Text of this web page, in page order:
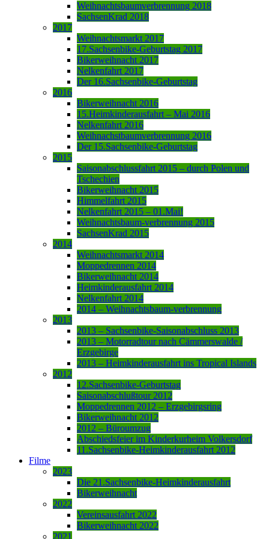
Weihnachtsbaumverbrennung 2018
SachsenKrad 2018
2017
Weihnachtsmarkt 2017
17.Sachsenbike-Geburtstag 2017
Bikerweihnacht 2017
Nelkenfahrt 2017
Der 16.Sachsenbike-Geburtstag
2016
Bikerweihnacht 2016
15.Heimkinderausfahrt – Mai 2016
Nelkenfahrt 2016
Weihnachstbaumverbrennung 2016
Der 15.Sachsenbike-Geburtstag
2015
Saisonabschlussfahrt 2015 – durch Polen und
Tschechien
Bikerweihnacht 2015
Himmelfahrt 2015
Nelkenfahrt 2015 – 01.Mai!
Weihnachtsbaum-verbrennung 2015
SachsenKrad 2015
2014
Weihnachtsmarkt 2014
Moppedrennen 2014
Bikerweihnacht 2014
Heimkinderausfahrt 2014
Nelkenfahrt 2014
2014 – Weihnachtsbaum-verbrennung
2013
2013 – Sachsenbike-Saisonabschluss 2013
2013 – Motorradtour nach Cämmerswalde /
Erzgebirge
2013 – Heimkinderausfahrt ins Tropical Islands
2012
12.Sachsenbike-Geburtstag
Saisonabschlußtour 2012
Moppedrennen 2012 – Erzgebirgsring
Bikerweihnacht 2012
2012 – Büroumzug
Abschiedsfeier im Kinderkurheim Volkersdorf
11.Sachsenbike-Heimkinderausfahrt 2012
Filme
2023
Die 21.Sachsenbike-Heimkinderausfahrt
Bikerweihnacht
2022
Vereinsausfahrt 2022
Bikerweihnacht 2022
2021